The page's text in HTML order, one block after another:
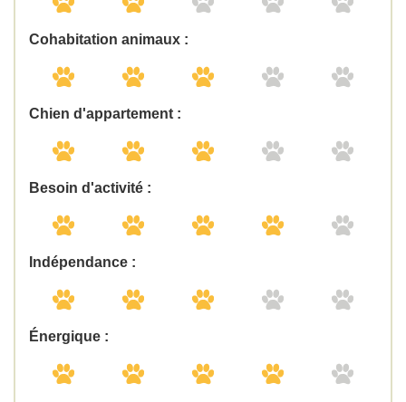
Cohabitation animaux :
Chien d'appartement :
Besoin d'activité :
Indépendance :
Énergique :